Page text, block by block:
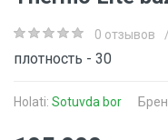
0 отзывов /
плотность - 30
Holati: Sotuvda bor